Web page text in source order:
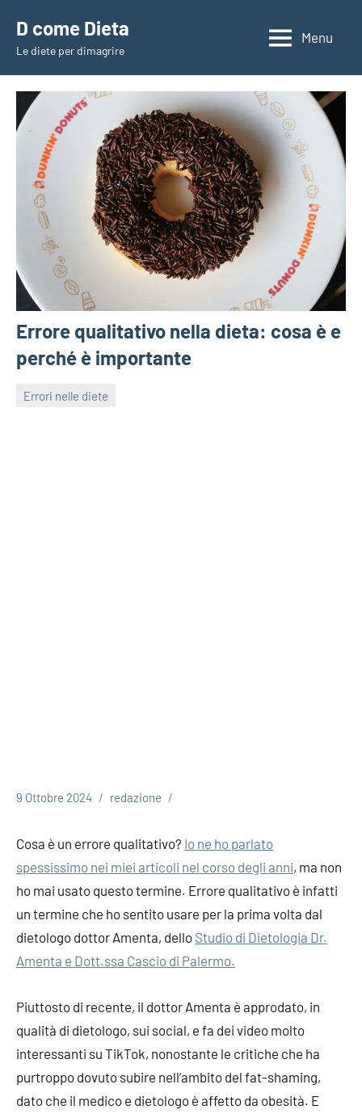
contenuto
D come Dieta
Le diete per dimagrire
Menu
Errore qualitativo nella dieta: cosa è e
perché è importante
Errori nelle diete
9 Ottobre 2024 redazione
Cosa è un errore qualitativo? Io ne ho parlato
spessissimo nei miei articoli nel corso degli anni, ma non
ho mai usato questo termine. Errore qualitativo è infatti
un termine che ho sentito usare per la prima volta dal
dietologo dottor Amenta, dello Studio di Dietologia Dr.
Amenta e Dott.ssa Cascio di Palermo.
Piuttosto di recente, il dottor Amenta è approdato, in
qualità di dietologo, sui social, e fa dei video molto
interessanti su TikTok, nonostante le critiche che ha
purtroppo dovuto subire nell’ambito del fat-shaming,
dato che il medico e dietologo è affetto da obesità. E